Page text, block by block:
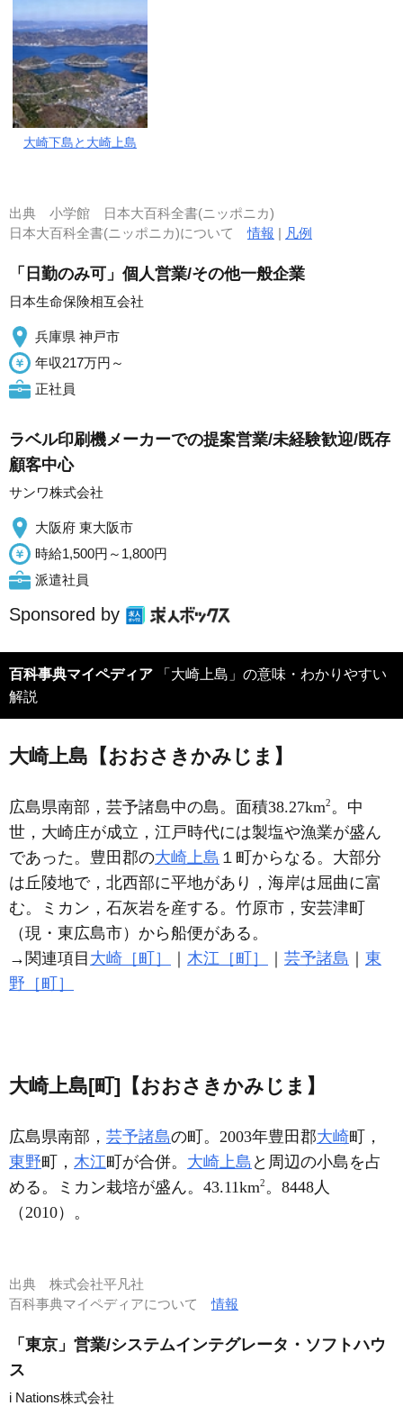
大崎下島と大崎上島
出典 小学館 日本大百科全書(ニッポニカ)
日本大百科全書(ニッポニカ)について情報 | 凡例
「日勤のみ可」個人営業/その他一般企業
日本生命保険相互会社
兵庫県 神戸市
年収217万円～
正社員
ラベル印刷機メーカーでの提案営業/未経験歓迎/既存
顧客中心
サンワ株式会社
大阪府 東大阪市
時給1,500円～1,800円
派遣社員
Sponsored by
百科事典マイペディア
解説
大崎上島【おおさきかみじま】
広島県南部，芸予諸島中の島。面積38.27km2。中
世，大崎庄が成立，江戸時代には製塩や漁業が盛ん
であった。豊田郡の大崎上島 １町からなる。大部分
は丘陵地で，北西部に平地があり，海岸は屈曲に富
む。ミカン，石灰岩を産する。竹原市，安芸津町
（現・東広島市）から船便がある。
→関連項目 大崎［町］ 木江［町］ 芸予諸島
東
野［町］
大崎上島[町]【おおさきかみじま】
広島県南部， 芸予諸島の町。2003年豊田郡大崎町，
東野町， 木江町が合併。 大崎上島 と周辺の小島を占
める。ミカン栽培が盛ん。43.11km2。8448人
（2010）。
出典 株式会社平凡社
百科事典マイペディアについて情報
「東京」営業/システムインテグレータ・ソフトハウ
ス
i Nations株式会社